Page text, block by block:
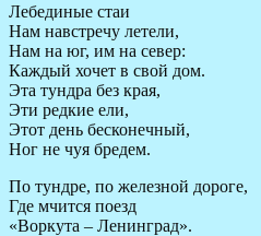
Лебединые стаи
Нам навстречу летели,
Нам на юг, им на север:
Каждый хочет в свой дом.
Эта тундра без края,
Эти редкие ели,
Этот день бесконечный,
Ног не чуя бредем.
По тундре, по железной дороге,
Где мчится поезд
«Воркута – Ленинград».